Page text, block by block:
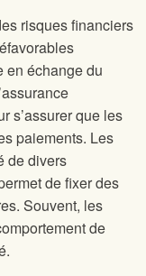
risques financiers
en échange du
s’assurer que les
paiements. Les
de divers
de fixer des
Souvent, les
de